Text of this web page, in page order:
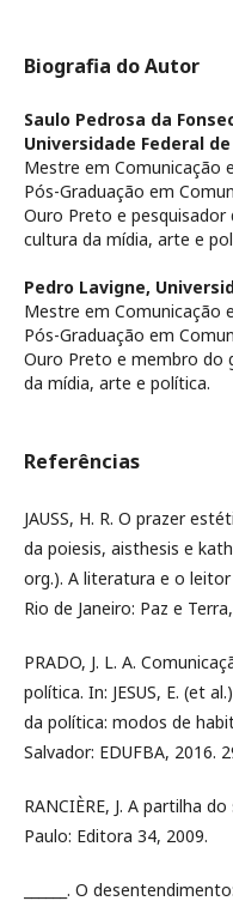
Biografia do Autor
Saulo Pedrosa da
Universidade Federal
Mestre em Comunicação
Pós-Graduação em
Ouro Preto e pesquisador
cultura da mídia, arte e
Pedro Lavigne,
Mestre em Comunicação
Pós-Graduação em
Ouro Preto e membro do
da mídia, arte e política.
Referências
JAUSS, H. R. O prazer
da poiesis, aisthesis e
org.). A literatura e o
Rio de Janeiro: Paz e
PRADO, J. L. A.
política. In: JESUS, E. (et
da política: modos de
Salvador: EDUFBA, 2016.
RANCIÈRE, J. A partilha
Paulo: Editora 34, 2009.
______. O